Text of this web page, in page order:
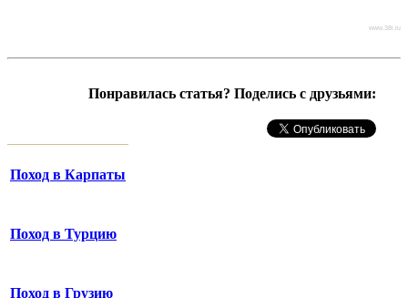
www.38i.ru
Понравилась статья? Поделись с друзьями:
Поход в Карпаты
Поход в Турцию
Поход в Грузию